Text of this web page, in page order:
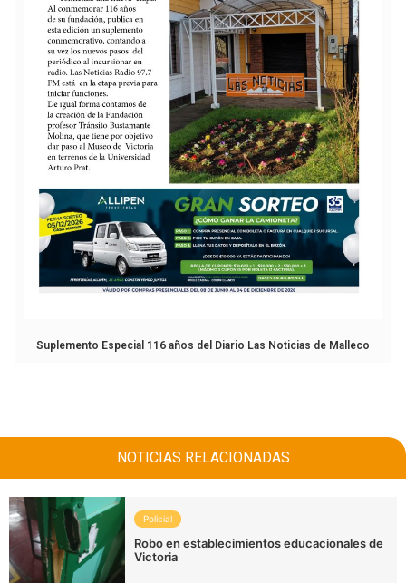
Suplemento Especial 116 años del Diario Las Noticias de Malleco
NOTICIAS RELACIONADAS
Policial
Robo en establecimientos educacionales de
Victoria